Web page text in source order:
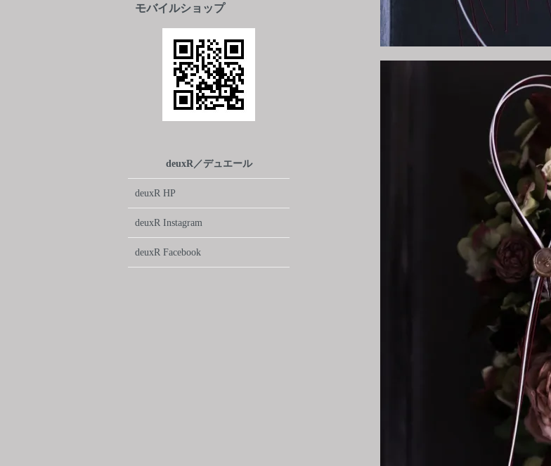
モバイルショップ
deuxR／デュエール
deuxR HP
deuxR Instagram
deuxR Facebook